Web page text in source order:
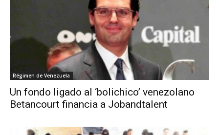
Régimen de Venezuela
Un fondo ligado al ‘bolichico’ venezolano
Betancourt financia a Jobandtalent